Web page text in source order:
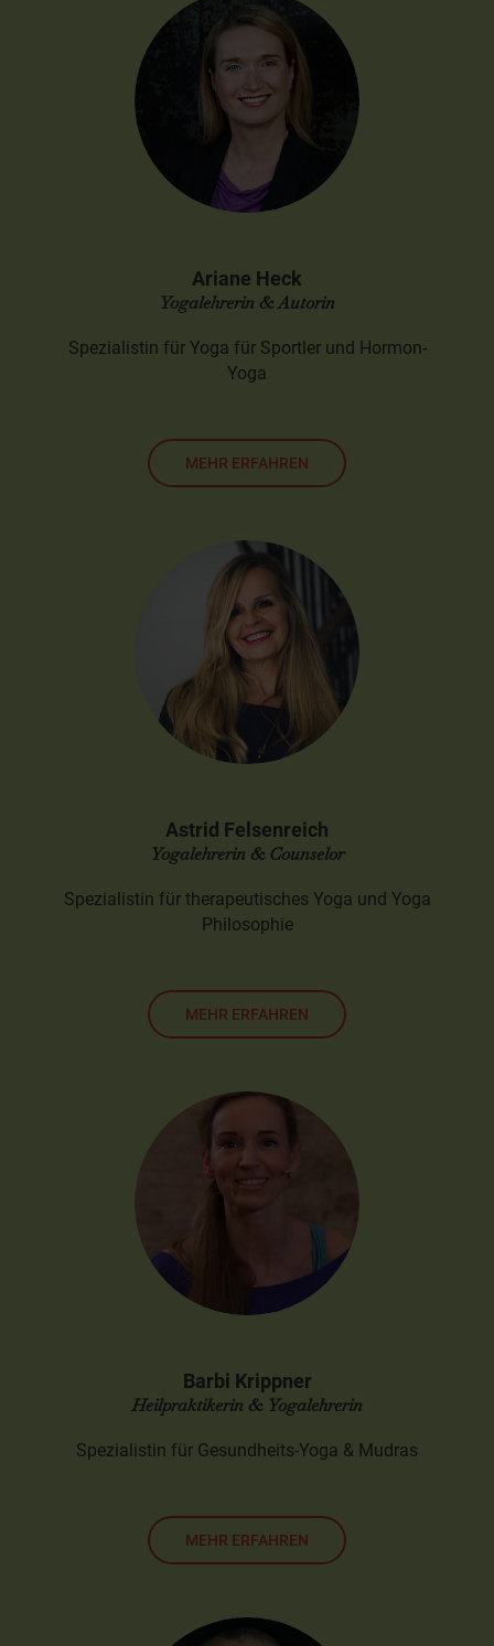
Ariane Heck
Yogalehrerin & Autorin
Spezialistin für Yoga für Sportler und Hormon-
Yoga
MEHR ERFAHREN
Astrid Felsenreich
Yogalehrerin & Counselor
Spezialistin für therapeutisches Yoga und Yoga
Philosophie
MEHR ERFAHREN
Barbi Krippner
Heilpraktikerin & Yogalehrerin
Spezialistin für Gesundheits-Yoga & Mudras
MEHR ERFAHREN